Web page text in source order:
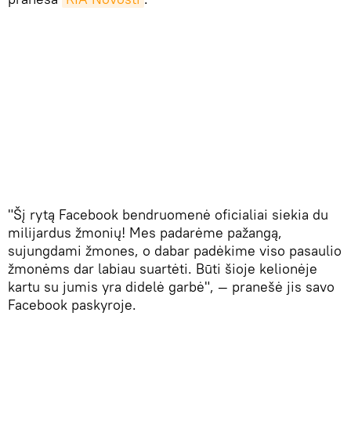
"Šį rytą Facebook bendruomenė oficialiai siekia du
milijardus žmonių! Mes padarėme pažangą,
sujungdami žmones, o dabar padėkime viso pasaulio
žmonėms dar labiau suartėti. Būti šioje kelionėje
kartu su jumis yra didelė garbė", — pranešė jis savo
Facebook paskyroje.